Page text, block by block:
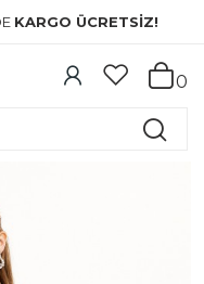
KARGO ÜCRETSİZ!
0